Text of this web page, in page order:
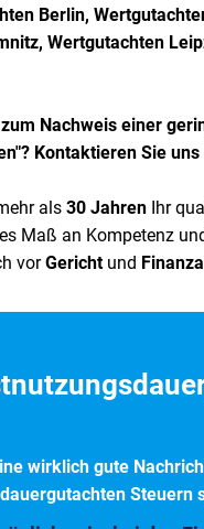
Berlin,
Wertgutachten
Nachweis einer
Kontaktieren Sie
als 30 Jahren Ihr
Maß an Kompetenz
vorGerichtund
wirklich gute
Steuern